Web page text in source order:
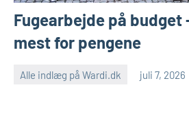
Fugearbejde på budget
mest for pengene
Alle indlæg på Wardi.dk juli 7, 2026